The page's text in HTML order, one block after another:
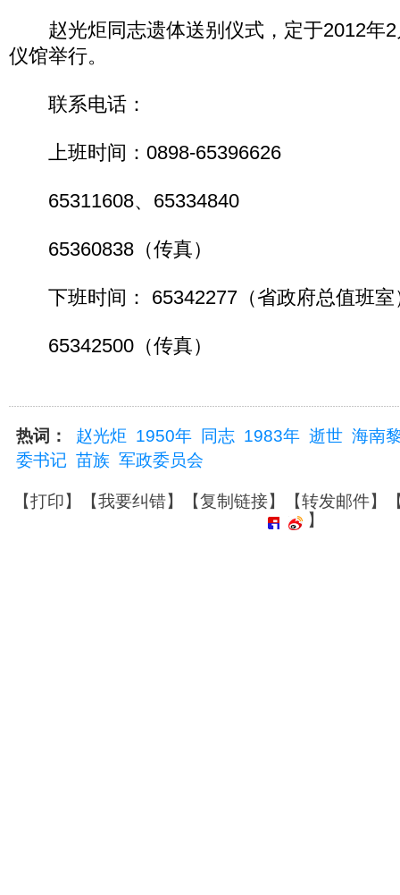
赵光炬同志遗体送别仪式，定于2012年2
仪馆举行。
联系电话：
上班时间：0898-65396626
65311608、65334840
65360838（传真）
下班时间： 65342277（省政府总值班室
65342500（传真）
热词： 赵光炬 1950年 同志 1983年 逝世 海南
委书记 苗族 军政委员会
【打印】【我要纠错】【复制链接】【转发邮件】
】